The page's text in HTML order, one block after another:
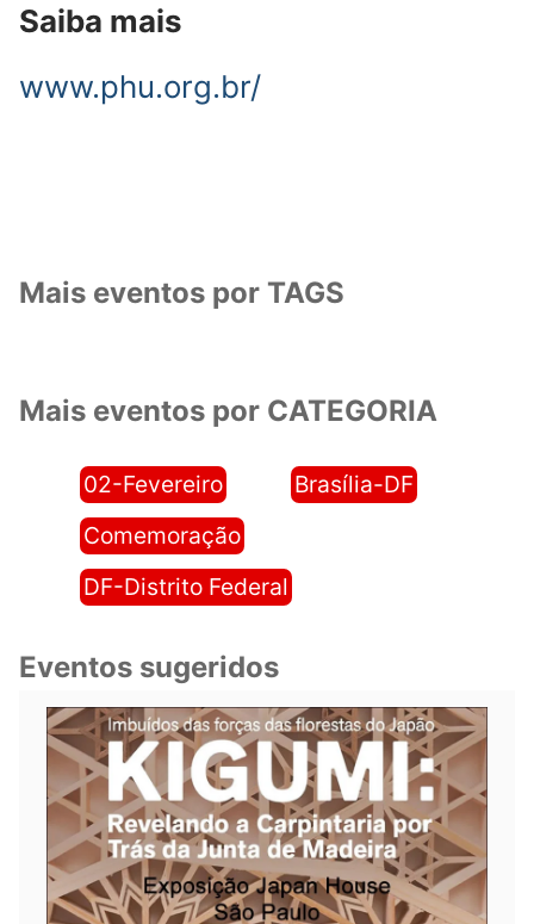
Saiba mais
www.phu.org.br/
Mais eventos por TAGS
Mais eventos por CATEGORIA
02-Fevereiro
Brasília-DF
Comemoração
DF-Distrito Federal
Eventos sugeridos